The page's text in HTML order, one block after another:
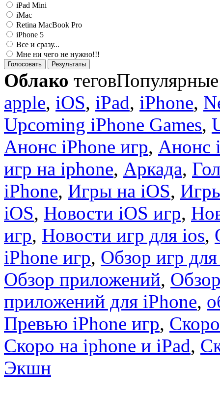
iPad Mini
iMac
Retina MacBook Pro
iPhone 5
Все и сразу...
Мне ни чего не нужно!!!
Голосовать Результаты
Облако теговПопулярные
apple, iOS, iPad, iPhone,
Upcoming iPhone Games,
Анонс iPhone игр, Анонс
игр на iphone, Аркада,
iPhone, Игры на iOS,
iOS, Новости iOS игр,
игр, Новости игр для ios,
iPhone игр, Обзор игр
Обзор приложений,
приложений для iPhone,
Превью iPhone игр,
Скоро на iphone и iPad,
Экшн